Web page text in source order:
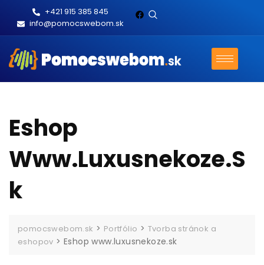
+421 915 385 845
info@pomocswebom.sk
Eshop
Www.luxusnekoze.s
K
pomocswebom.sk > Portfólio > Tvorba stránok a
eshopov >Eshop www.luxusnekoze.sk